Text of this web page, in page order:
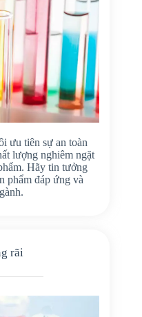
ưu tiên sự an toàn
lượng nghiêm ngặt
Hãy tin tưởng
phẩm đáp ứng và
rãi